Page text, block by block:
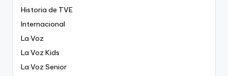
Historia de TVE
Internacional
La Voz
La Voz Kids
La Voz Senior